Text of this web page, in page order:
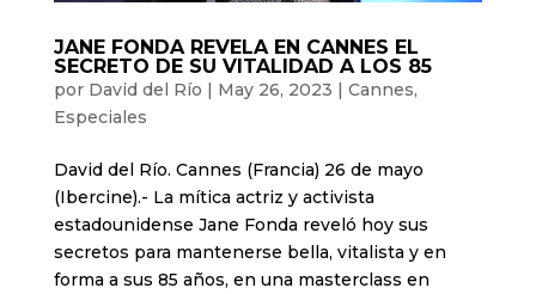
JANE FONDA REVELA EN CANNES EL
SECRETO DE SU VITALIDAD A LOS 85
por David del Río | May 26, 2023 | Cannes,
Especiales
David del Río. Cannes (Francia) 26 de mayo
(Ibercine).- La mítica actriz y activista
estadounidense Jane Fonda reveló hoy sus
secretos para mantenerse bella, vitalista y en
forma a sus 85 años, en una masterclass en